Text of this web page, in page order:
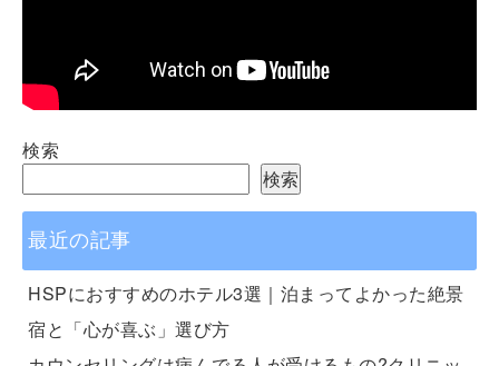
検索
検索
最近の記事
HSPにおすすめのホテル3選｜泊まってよかった絶景
宿と「心が喜ぶ」選び方